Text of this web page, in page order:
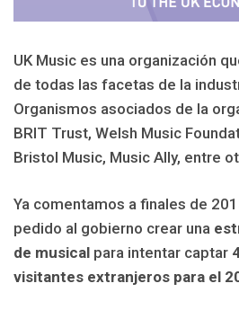
UK Music es una organización
de todas las facetas de la
Organismos asociados de la
BRIT Trust, Welsh Music
Bristol Music, Music Ally, entre
Ya comentamos a finales de
pedido al gobierno crear una
de musical para intentar captar
visitantes extranjeros para el